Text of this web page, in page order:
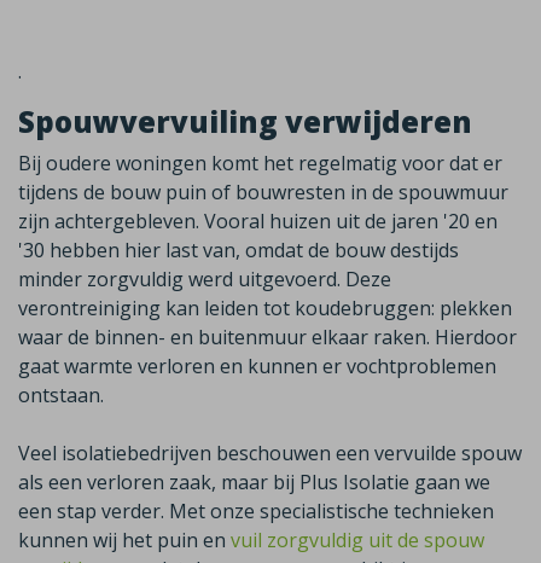
.
Spouwvervuiling verwijderen
Bij oudere woningen komt het regelmatig voor dat er
tijdens de bouw puin of bouwresten in de spouwmuur
zijn achtergebleven. Vooral huizen uit de jaren '20 en
'30 hebben hier last van, omdat de bouw destijds
minder zorgvuldig werd uitgevoerd. Deze
verontreiniging kan leiden tot koudebruggen: plekken
waar de binnen- en buitenmuur elkaar raken. Hierdoor
gaat warmte verloren en kunnen er vochtproblemen
ontstaan.
Veel isolatiebedrijven beschouwen een vervuilde spouw
als een verloren zaak, maar bij Plus Isolatie gaan we
een stap verder. Met onze specialistische technieken
kunnen wij het puin en vuil zorgvuldig uit de spouw